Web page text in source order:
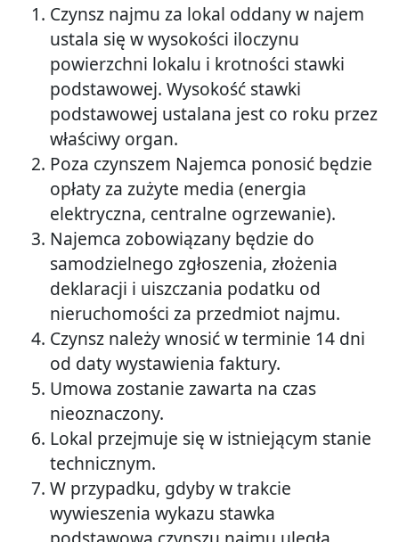
Czynsz najmu za lokal oddany w najem
ustala się w wysokości iloczynu
powierzchni lokalu i krotności stawki
podstawowej. Wysokość stawki
podstawowej ustalana jest co roku przez
właściwy organ.
Poza czynszem Najemca ponosić będzie
opłaty za zużyte media (energia
elektryczna, centralne ogrzewanie).
Najemca zobowiązany będzie do
samodzielnego zgłoszenia, złożenia
deklaracji i uiszczania podatku od
nieruchomości za przedmiot najmu.
Czynsz należy wnosić w terminie 14 dni
od daty wystawienia faktury.
Umowa zostanie zawarta na czas
nieoznaczony.
Lokal przejmuje się w istniejącym stanie
technicznym.
W przypadku, gdyby w trakcie
wywieszenia wykazu stawka